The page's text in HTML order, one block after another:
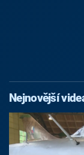
Nejnovější